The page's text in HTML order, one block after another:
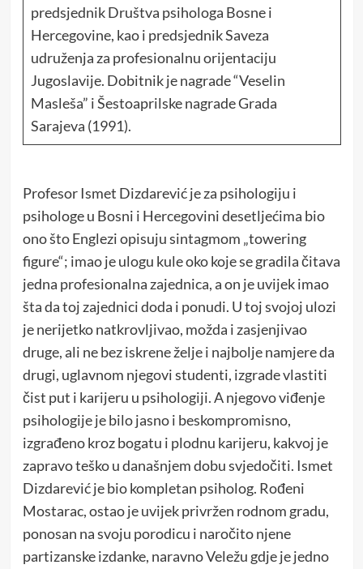
predsjednik Društva psihologa Bosne i
Hercegovine, kao i predsjednik Saveza
udruženja za profesionalnu orijentaciju
Jugoslavije. Dobitnik je nagrade “Veselin
Masleša” i Šestoaprilske nagrade Grada
Sarajeva (1991).
Profesor Ismet Dizdarević je za psihologiju i
psihologe u Bosni i Hercegovini desetljećima bio
ono što Englezi opisuju sintagmom „towering
figure“; imao je ulogu kule oko koje se gradila čitava
jedna profesionalna zajednica, a on je uvijek imao
šta da toj zajednici doda i ponudi. U toj svojoj ulozi
je nerijetko natkrovljivao, možda i zasjenjivao
druge, ali ne bez iskrene želje i najbolje namjere da
drugi, uglavnom njegovi studenti, izgrade vlastiti
čist put i karijeru u psihologiji. A njegovo viđenje
psihologije je bilo jasno i beskompromisno,
izgrađeno kroz bogatu i plodnu karijeru, kakvoj je
zapravo teško u današnjem dobu svjedočiti. Ismet
Dizdarević je bio kompletan psiholog. Rođeni
Mostarac, ostao je uvijek privržen rodnom gradu,
ponosan na svoju porodicu i naročito njene
partizanske izdanke, naravno Veležu gdje je jedno